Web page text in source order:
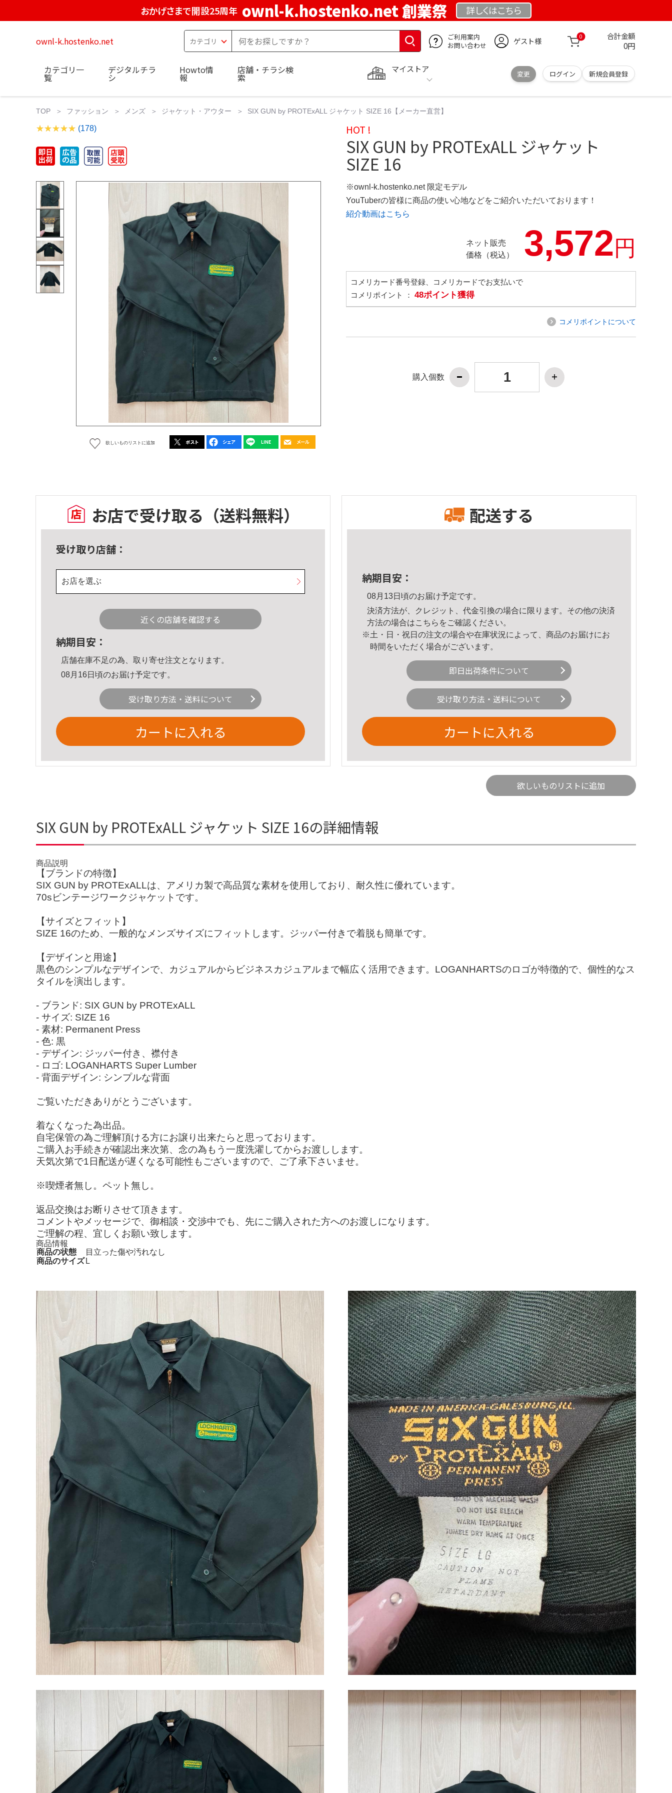
おかげさまで開設25周年 ownl-k.hostenko.net 創業祭 詳しくはこちら
ownl-k.hostenko.net
ご利用案内
お問い合わせ
ゲスト様 0 合計金額
0円
マイストア
変更 ログイン 新規会員登録
カテゴリ一
覧
デジタルチラ
シ
Howto情
報
店舗・チラシ検
索
TOP ファッション メンズ ジャケット・アウター SIX GUN by PROTExALL ジャケット SIZE 16【メーカー直営】
(178)
欲しいものリストに追加
HOT !
SIX GUN by PROTExALL ジャケット
SIZE 16
※ownl-k.hostenko.net 限定モデル
YouTuberの皆様に商品の使い心地などをご紹介いただいております！
紹介動画はこちら
ネット販売
価格（税込）
3,572円
コメリカード番号登録、コメリカードでお支払いで
コメリポイント ： 48ポイント獲得
コメリポイントについて
購入個数
お店で受け取る （送料無料）
受け取り店舗：
お店を選ぶ
近くの店舗を確認する
納期目安：
店舗在庫不足の為、取り寄せ注文となります。
08月16日頃のお届け予定です。
受け取り方法・送料について
カートに入れる
配送する
納期目安：
08月13日頃のお届け予定です。
決済方法が、クレジット、代金引換の場合に限ります。その他の決済
方法の場合はこちら をご確認ください。
※土・日・祝日の注文の場合や在庫状況によって、商品のお届けにお
時間をいただく場合がございます。
即日出荷条件について
受け取り方法・送料について
カートに入れる
欲しいものリストに追加
SIX GUN by PROTExALL ジャケット SIZE 16の詳細情報
商品説明
【ブランドの特徴】
SIX GUN by PROTExALLは、アメリカ製で高品質な素材を使用しており、耐久性に優れています。
70sビンテージワークジャケットです。
【サイズとフィット】
SIZE 16のため、一般的なメンズサイズにフィットします。ジッパー付きで着脱も簡単です。
【デザインと用途】
黒色のシンプルなデザインで、カジュアルからビジネスカジュアルまで幅広く活用できます。LOGANHARTSのロゴが特徴的で、個性的なス
タイルを演出します。
- ブランド: SIX GUN by PROTExALL
- サイズ: SIZE 16
- 素材: Permanent Press
- 色: 黒
- デザイン: ジッパー付き、襟付き
- ロゴ: LOGANHARTS Super Lumber
- 背面デザイン: シンプルな背面
ご覧いただきありがとうございます。
着なくなった為出品。
自宅保管の為ご理解頂ける方にお譲り出来たらと思っております。
ご購入お手続きが確認出来次第、念の為もう一度洗濯してからお渡しします。
天気次第で1日配送が遅くなる可能性もございますので、ご了承下さいませ。
※喫煙者無し。ペット無し。
返品交換はお断りさせて頂きます。
コメントやメッセージで、御相談・交渉中でも、先にご購入された方へのお渡しになります。
ご理解の程、宜しくお願い致します。
商品情報
商品の状態
目立った傷や汚れなし
商品のサイズ L